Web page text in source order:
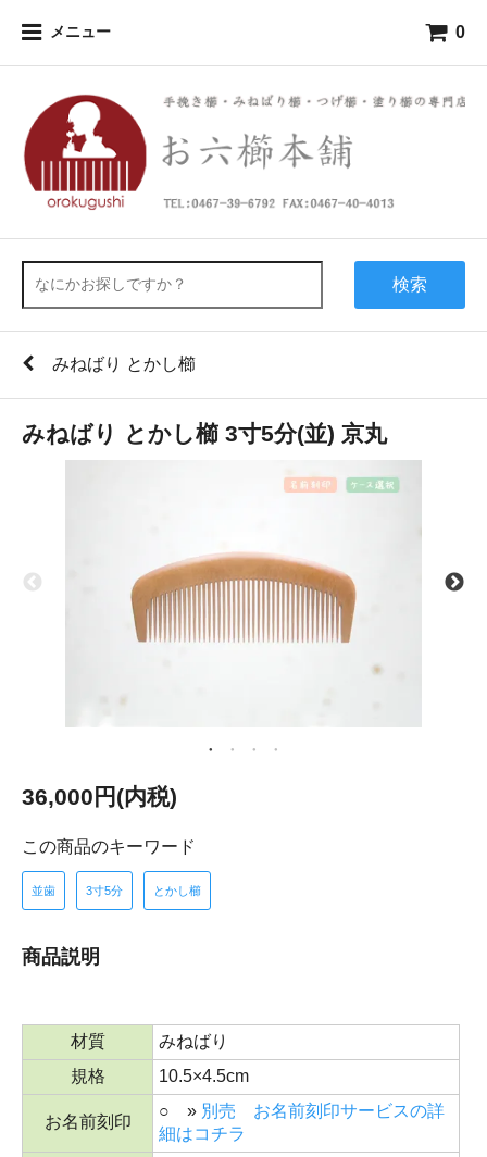
メニュー 0
検索
みねばり とかし櫛
みねばり とかし櫛 3寸5分(並) 京丸
36,000円(内税)
この商品のキーワード
並歯 3寸5分 とかし櫛
商品説明
材質
みねばり
規格
10.5×4.5cm
お名前刻印
○ » 別売 お名前刻印サービスの詳
細はコチラ